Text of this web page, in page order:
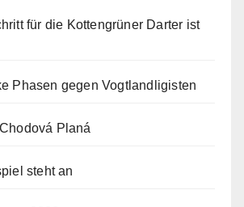
für die Kottengrüner Darter ist
Phasen gegen Vogtlandligisten
Planá
steht an